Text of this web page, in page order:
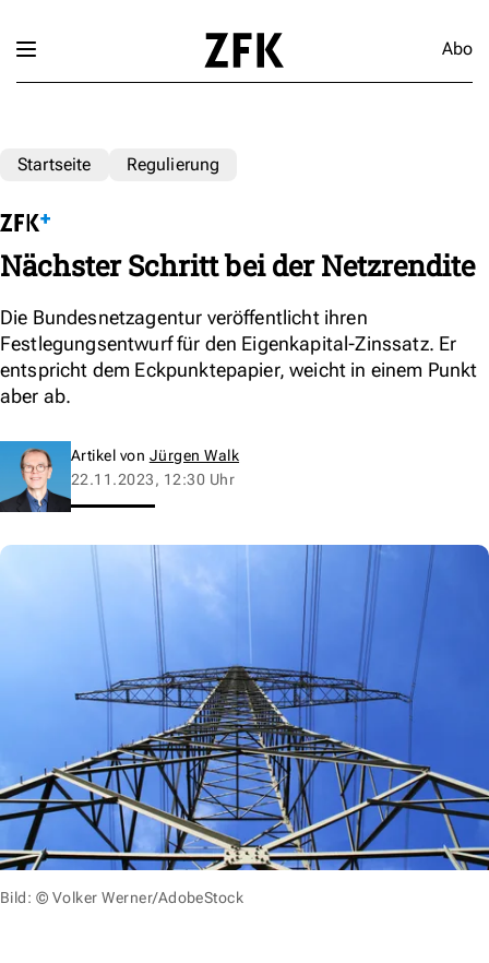
Abo
Startseite Regulierung
Nächster Schritt bei der Netzrendite
Die Bundesnetzagentur veröffentlicht ihren
Festlegungsentwurf für den Eigenkapital-Zinssatz. Er
entspricht dem Eckpunktepapier, weicht in einem Punkt
aber ab.
Artikel von Jürgen Walk
22.11.2023, 12:30 Uhr
Bild: © Volker Werner/AdobeStock